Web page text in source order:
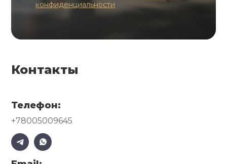
конфиденциальности
Контакты
Телефон:
+78005009645